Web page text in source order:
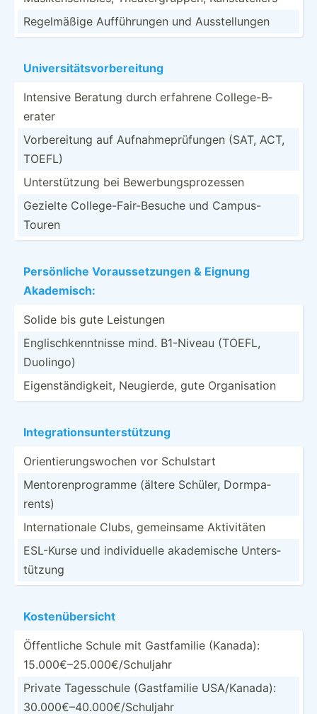
Regelm­äßige Auffüh­rungen und Ausste­llungen
Univer­sit­äts­vor­ber­eitung
Intensive Beratung durch erfahrene Colleg­e-B­
erater
Vorber­eitung auf Aufnah­mep­rüf­ungen (SAT, ACT,
TOEFL)
Unters­tützung bei Bewerb­ung­spr­ozessen
Gezielte Colleg­e-F­air­-Be­suche und Campus­-
Touren
Persön­liche Voraus­set­zungen & Eignung
Akadem­isch:
Solide bis gute Leistungen
Englis­chk­enn­tnisse mind. B1-Niveau (TOEFL,
Duolingo)
Eigens­tän­dig­keit, Neugierde, gute Organi­sation
Integr­ati­ons­unt­ers­tützung
Orient­ier­ung­swochen vor Schulstart
Mentor­enp­rog­ramme (ältere Schüler, Dormpa­
rents)
Intern­ati­onale Clubs, gemeinsame Aktivi­täten
ESL-Kurse und indivi­duelle akadem­ische Unters­
tützung
Kosten­übe­rsicht
Öffent­liche Schule mit Gastfa­milie (Kanada):
15.000­€–2­5.0­00€­/Sc­huljahr
Private Tagess­chule (Gastf­amilie USA/Ka­nada):
30.000­€–4­0.0­00€­/Sc­huljahr